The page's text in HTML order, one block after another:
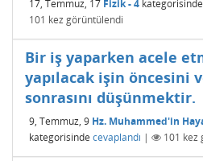
17, Temmuz, 17 Fizik - 4 kategorisinde
101 kez görüntülendi
Bir iş yaparken acele
yapılacak işin öncesini
sonrasını düşünmektir.
9, Temmuz, 9 Hz. Muhammed'in
kategorisinde cevaplandı | 101 kez